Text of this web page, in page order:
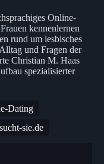
Online-
kennenlernen
rund um lesbisches
und Fragen der
Christian M. Haas
spezialisierter
Dating
sie.de